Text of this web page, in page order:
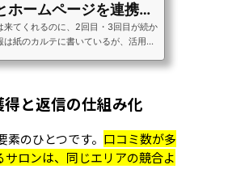
ホームページを連携し
ーを増...
来てくれるのに、2回目・3回目が続か
は紙のカルテに書いているが、活用で
ない」美容室・美容サロンのオーナー
得コストの約5倍といわれています。
やすより、今来てくれているお客様に
てもらう方が、売上安定への近道なん
・美容サロンの顧客管理で大切なの
すること」より「来店後のフォロー
と返信の仕組み化
のひとつです。 口コミ数が多
ロンは、同じエリアの競合よ